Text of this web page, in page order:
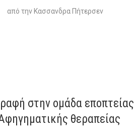
από την Κασσανδρα Πήτερσεν
στην ομάδα εποπτείας
θεραπείας